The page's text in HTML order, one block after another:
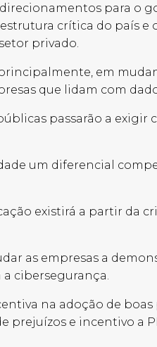
para o
crítica do país e
privado.
em
que lidam com
passarão a exigir
um diferencial
existirá a partir da
as empresas a
cibersegurança.
na adoção de
prejuízos e incentivo a